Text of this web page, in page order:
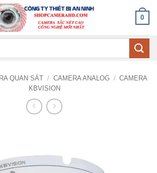
0
QUAN SÁT / CAMERA ANALOG / CAMERA
KBVISION